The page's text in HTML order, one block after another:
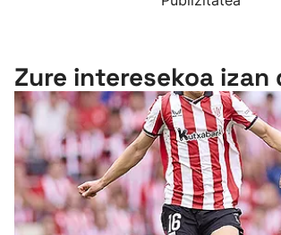
Zure interesekoa izan